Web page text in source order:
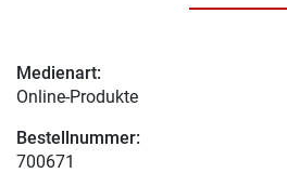
Medienart:
Online-Produkte
Bestellnummer:
700671